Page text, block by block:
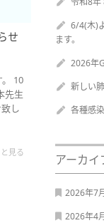
せ
10
先生
し
見る
6/4(木)
ます。
2026年
新しい
各種感
アーカイ
2026年7
2026年4